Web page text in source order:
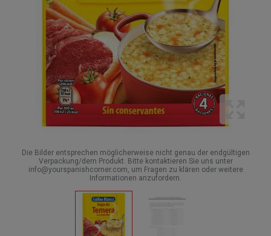
Die Bilder entsprechen möglicherweise nicht genau der endgültigen
Verpackung/dem Produkt. Bitte kontaktieren Sie uns unter
info@yourspanishcorner.com, um Fragen zu klären oder weitere
Informationen anzufordern.